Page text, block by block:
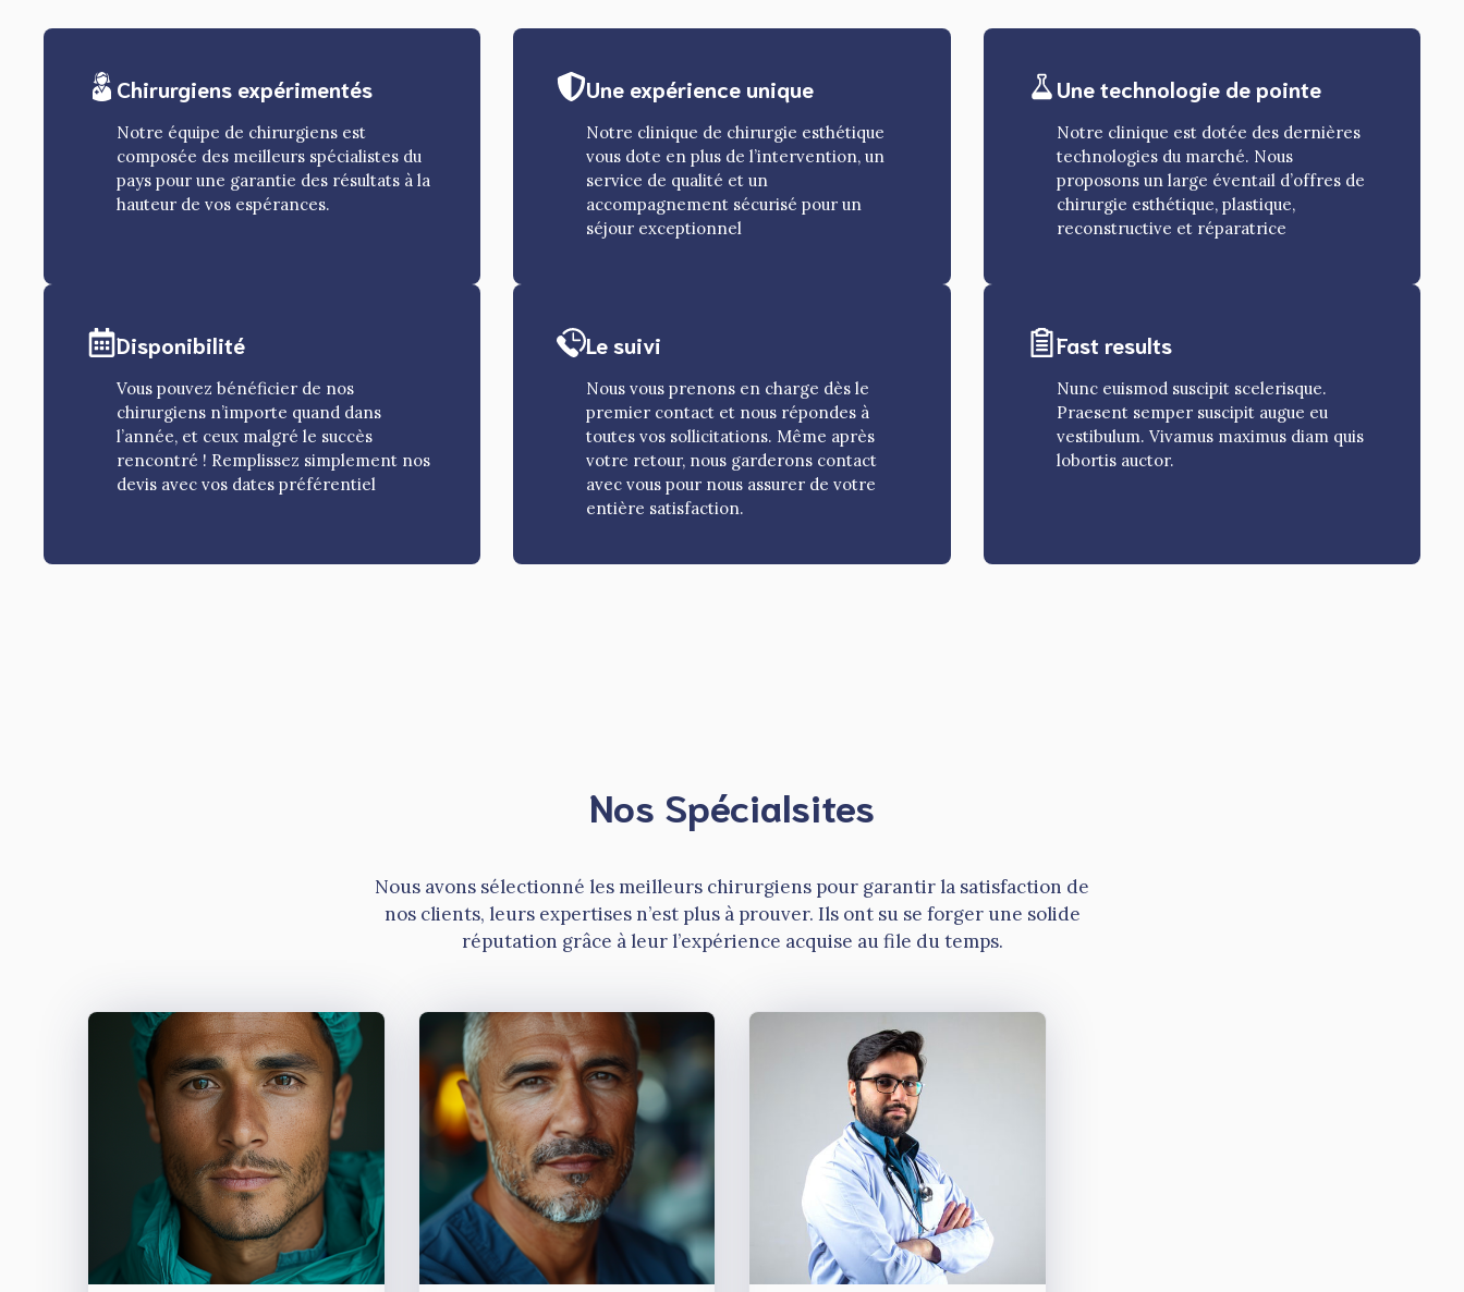
Chirurgiens expérimentés
Notre équipe de chirurgiens est
composée des meilleurs spécialistes du
pays pour une garantie des résultats à la
hauteur de vos espérances.
Une expérience unique
Notre clinique de chirurgie esthétique
vous dote en plus de l’intervention, un
service de qualité et un
accompagnement sécurisé pour un
séjour exceptionnel
Une technologie de pointe
Notre clinique est dotée des dernières
technologies du marché. Nous
proposons un large éventail d’offres de
chirurgie esthétique, plastique,
reconstructive et réparatrice
Disponibilité
Vous pouvez bénéficier de nos
chirurgiens n’importe quand dans
l’année, et ceux malgré le succès
rencontré ! Remplissez simplement nos
devis avec vos dates préférentiel
Le suivi
Nous vous prenons en charge dès le
premier contact et nous répondes à
toutes vos sollicitations. Même après
votre retour, nous garderons contact
avec vous pour nous assurer de votre
entière satisfaction.
Fast results
Nunc euismod suscipit scelerisque.
Praesent semper suscipit augue eu
vestibulum. Vivamus maximus diam quis
lobortis auctor.
Nos Spécialsites
Nous avons sélectionné les meilleurs chirurgiens pour garantir la satisfaction de
nos clients, leurs expertises n’est plus à prouver. Ils ont su se forger une solide
réputation grâce à leur l’expérience acquise au file du temps.